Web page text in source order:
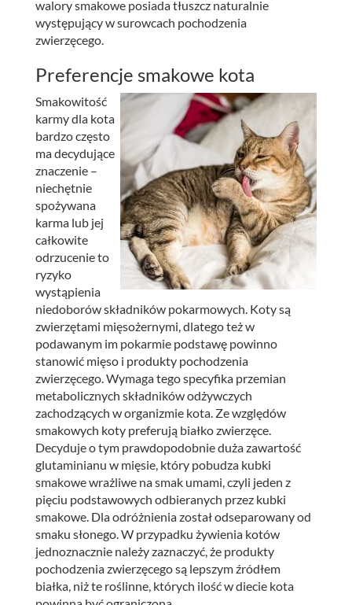
walory smakowe posiada tłuszcz naturalnie
występujący w surowcach pochodzenia
zwierzęcego.
Preferencje smakowe kota
Smakowitość
karmy dla kota
bardzo często
ma decydujące
znaczenie –
niechętnie
spożywana
karma lub jej
całkowite
odrzucenie to
ryzyko
wystąpienia
niedoborów składników pokarmowych. Koty są
zwierzętami mięsożernymi, dlatego też w
podawanym im pokarmie podstawę powinno
stanowić mięso i produkty pochodzenia
zwierzęcego. Wymaga tego specyfika przemian
metabolicznych składników odżywczych
zachodzących w organizmie kota. Ze względów
smakowych koty preferują białko zwierzęce.
Decyduje o tym prawdopodobnie duża zawartość
glutaminianu w mięsie, który pobudza kubki
smakowe wrażliwe na smak umami, czyli jeden z
pięciu podstawowych odbieranych przez kubki
smakowe. Dla odróżnienia został odseparowany od
smaku słonego. W przypadku żywienia kotów
jednoznacznie należy zaznaczyć, że produkty
pochodzenia zwierzęcego są lepszym źródłem
białka, niż te roślinne, których ilość w diecie kota